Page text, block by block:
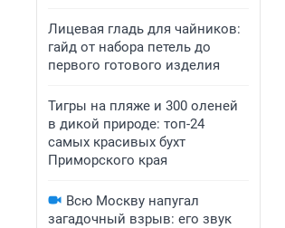
Лицевая гладь для чайников:
гайд от набора петель до
первого готового изделия
Тигры на пляже и 300 оленей
в дикой природе: топ-24
самых красивых бухт
Приморского края
Всю Москву напугал
загадочный взрыв: его звук